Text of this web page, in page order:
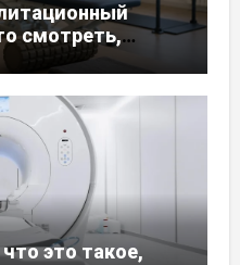
смотреть,
это такое,